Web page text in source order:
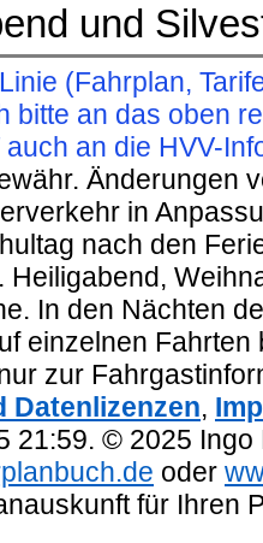
und
(Fahrplan,
bitte an das oben
an die HVV-
Änderungen
in
nach den
Heiligabend,
In den Nächten
einzelnen
zur
Datenlizenzen,
21:59. © 2025
oder
für Ihren